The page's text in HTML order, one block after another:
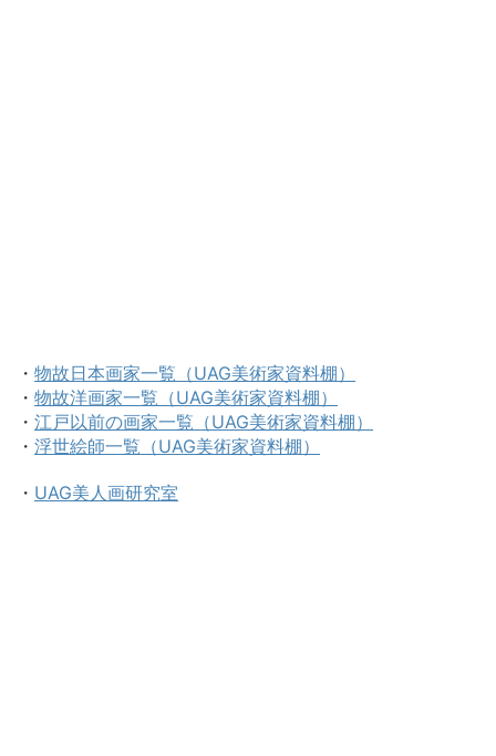
・ 物故日本画家一覧（UAG美術家資料棚）
・ 物故洋画家一覧（UAG美術家資料棚）
・ 江戸以前の画家一覧（UAG美術家資料棚）
・ 浮世絵師一覧（UAG美術家資料棚）
・ UAG美人画研究室